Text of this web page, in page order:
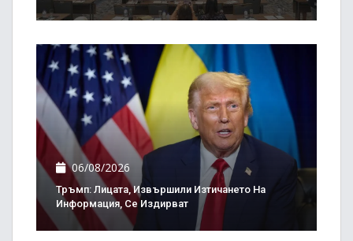
06/08/2026
Тръмп: Лицата, Извършили Изтичането На
Информация, Се Издирват